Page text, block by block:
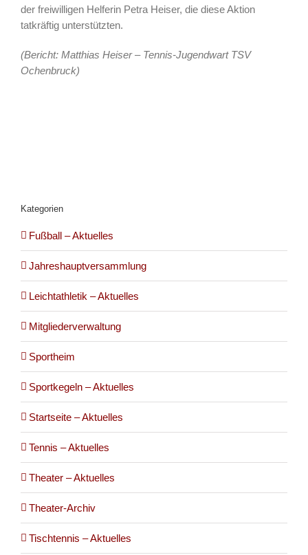
der freiwilligen Helferin Petra Heiser, die diese Aktion
tatkräftig unterstützten.
(Bericht: Matthias Heiser – Tennis-Jugendwart TSV
Ochenbruck)
Kategorien
Fußball – Aktuelles
Jahreshauptversammlung
Leichtathletik – Aktuelles
Mitgliederverwaltung
Sportheim
Sportkegeln – Aktuelles
Startseite – Aktuelles
Tennis – Aktuelles
Theater – Aktuelles
Theater-Archiv
Tischtennis – Aktuelles